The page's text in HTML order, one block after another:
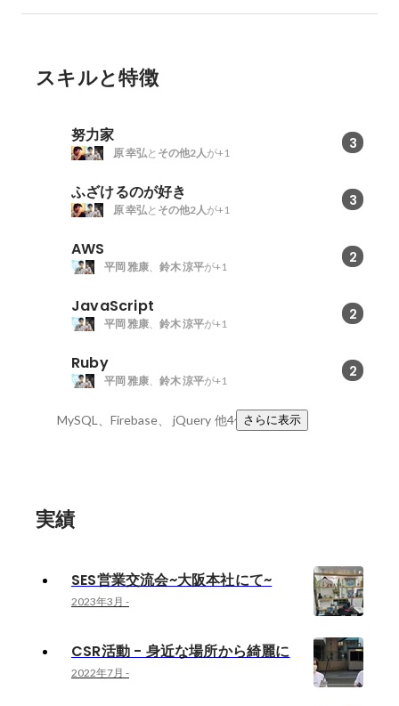
スキルと特徴
努力家 3
原 幸弘と その他2人が+1
ふざけるのが好き 3
原 幸弘と その他2人が+1
AWS 2
平岡 雅康、 鈴木 涼平が+1
JavaScript 2
平岡 雅康、 鈴木 涼平が+1
Ruby 2
平岡 雅康、 鈴木 涼平が+1
MySQL、Firebase、 jQuery 他4件さらに表示
実績
SES営業交流会~大阪本社にて~
2023年3月 -
CSR活動 - 身近な場所から綺麗に
2022年7月 -